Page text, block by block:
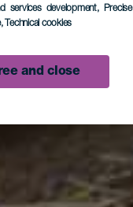
services development, Precise
, Technical cookies
and close